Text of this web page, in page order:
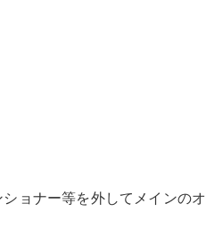
ョナー等を外してメインのオ